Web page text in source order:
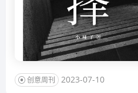
创意周刊 2023-07-10